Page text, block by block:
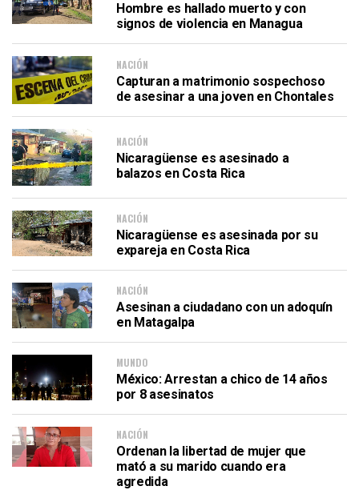
Hombre es hallado muerto y con
signos de violencia en Managua
NACIÓN
Capturan a matrimonio sospechoso
de asesinar a una joven en Chontales
NACIÓN
Nicaragüense es asesinado a
balazos en Costa Rica
NACIÓN
Nicaragüense es asesinada por su
expareja en Costa Rica
NACIÓN
Asesinan a ciudadano con un adoquín
en Matagalpa
MUNDO
México: Arrestan a chico de 14 años
por 8 asesinatos
NACIÓN
Ordenan la libertad de mujer que
mató a su marido cuando era
agredida